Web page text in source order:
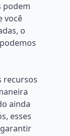
podem
você
o
recursos
ainda
esses